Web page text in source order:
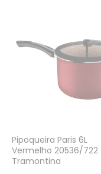
Pipoqueira Paris 6L
Vermelho 20536/722
Tramontina